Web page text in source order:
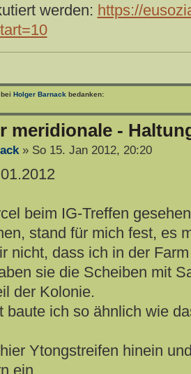
werden: https://
Holger Barnack bedanken:
meridionale -
» So 15. Jan 2012, 20:20
beim IG-Treffen
stand für mich fest, es
nicht, dass ich in der
sie die Scheiben mit
der Kolonie.
baute ich so ähnlich wie
Ytongstreifen hinein
ein.